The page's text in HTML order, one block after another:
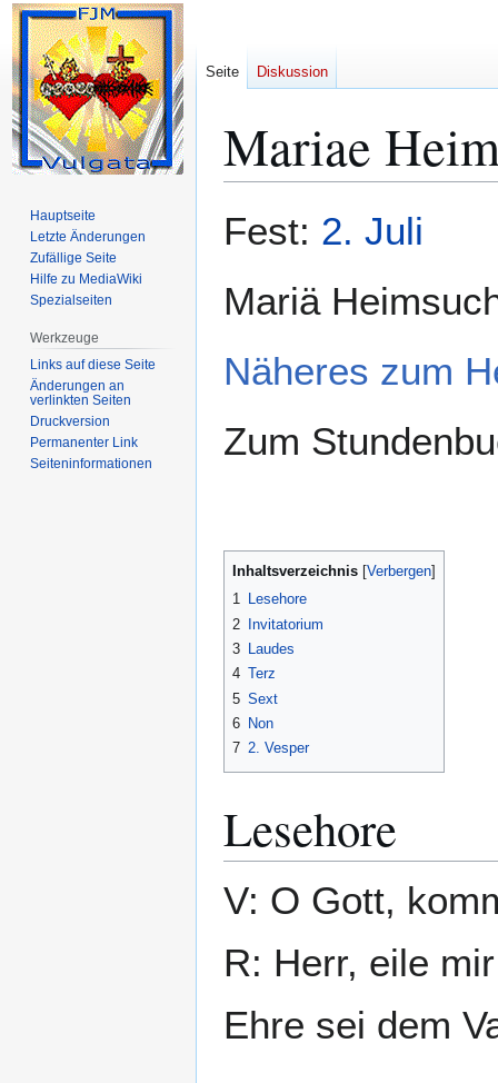
Mariae
Navigation
Suche
Fest: 2. Juli
Mariä
Näheres zum
Zum
Inhaltsverzeichnis
1 Lesehore
2
Invitatorium
3 Laudes
4 Terz
5 Sext
6 Non
7 2. Vesper
Lesehore
V: O Gott,
R: Herr, eile
Ehre sei dem
Seite Diskussion
Hauptseite
Letzte Änderungen
Zufällige Seite
Hilfe zu MediaWiki
Spezialseiten
Werkzeuge
Links auf diese Seite
Änderungen an
verlinkten Seiten
Druckversion
Permanenter Link
Seiten­­informationen